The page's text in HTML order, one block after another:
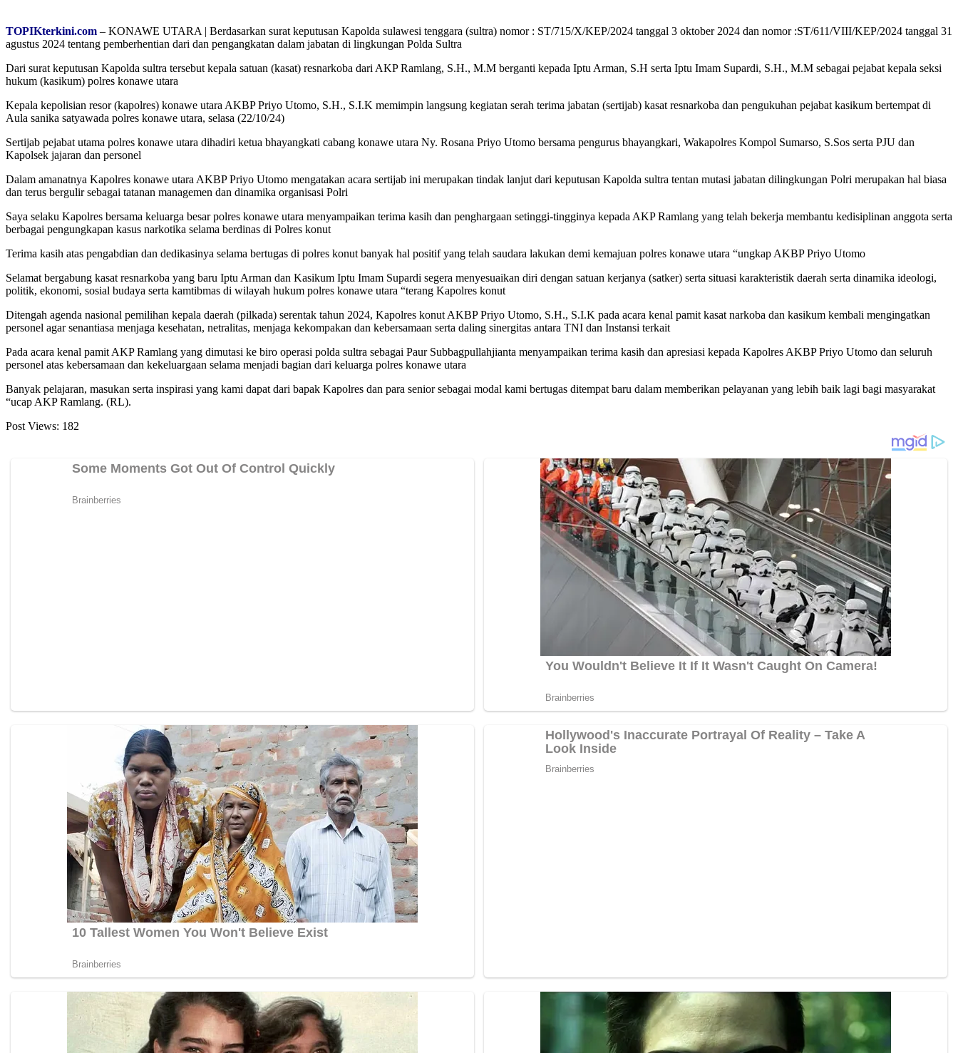
TOPIKterkini.com – KONAWE UTARA | Berdasarkan surat keputusan Kapolda sulawesi tenggara (sultra) nomor : ST/715/X/KEP/2024 tanggal 3 oktober 2024 dan nomor :ST/611/VIII/KEP/2024 tanggal 31
agustus 2024 tentang pemberhentian dari dan pengangkatan dalam jabatan di lingkungan Polda Sultra
Dari surat keputusan Kapolda sultra tersebut kepala satuan (kasat) resnarkoba dari AKP Ramlang, S.H., M.M berganti kepada Iptu Arman, S.H serta Iptu Imam Supardi, S.H., M.M sebagai pejabat kepala seksi
hukum (kasikum) polres konawe utara
Kepala kepolisian resor (kapolres) konawe utara AKBP Priyo Utomo, S.H., S.I.K memimpin langsung kegiatan serah terima jabatan (sertijab) kasat resnarkoba dan pengukuhan pejabat kasikum bertempat di
Aula sanika satyawada polres konawe utara, selasa (22/10/24)
Sertijab pejabat utama polres konawe utara dihadiri ketua bhayangkati cabang konawe utara Ny. Rosana Priyo Utomo bersama pengurus bhayangkari, Wakapolres Kompol Sumarso, S.Sos serta PJU dan
Kapolsek jajaran dan personel
Dalam amanatnya Kapolres konawe utara AKBP Priyo Utomo mengatakan acara sertijab ini merupakan tindak lanjut dari keputusan Kapolda sultra tentan mutasi jabatan dilingkungan Polri merupakan hal biasa
dan terus bergulir sebagai tatanan managemen dan dinamika organisasi Polri
Saya selaku Kapolres bersama keluarga besar polres konawe utara menyampaikan terima kasih dan penghargaan setinggi-tingginya kepada AKP Ramlang yang telah bekerja membantu kedisiplinan anggota serta
berbagai pengungkapan kasus narkotika selama berdinas di Polres konut
Terima kasih atas pengabdian dan dedikasinya selama bertugas di polres konut banyak hal positif yang telah saudara lakukan demi kemajuan polres konawe utara “ungkap AKBP Priyo Utomo
Selamat bergabung kasat resnarkoba yang baru Iptu Arman dan Kasikum Iptu Imam Supardi segera menyesuaikan diri dengan satuan kerjanya (satker) serta situasi karakteristik daerah serta dinamika ideologi,
politik, ekonomi, sosial budaya serta kamtibmas di wilayah hukum polres konawe utara “terang Kapolres konut
Ditengah agenda nasional pemilihan kepala daerah (pilkada) serentak tahun 2024, Kapolres konut AKBP Priyo Utomo, S.H., S.I.K pada acara kenal pamit kasat narkoba dan kasikum kembali mengingatkan
personel agar senantiasa menjaga kesehatan, netralitas, menjaga kekompakan dan kebersamaan serta daling sinergitas antara TNI dan Instansi terkait
Pada acara kenal pamit AKP Ramlang yang dimutasi ke biro operasi polda sultra sebagai Paur Subbagpullahjianta menyampaikan terima kasih dan apresiasi kepada Kapolres AKBP Priyo Utomo dan seluruh
personel atas kebersamaan dan kekeluargaan selama menjadi bagian dari keluarga polres konawe utara
Banyak pelajaran, masukan serta inspirasi yang kami dapat dari bapak Kapolres dan para senior sebagai modal kami bertugas ditempat baru dalam memberikan pelayanan yang lebih baik lagi bagi masyarakat
“ucap AKP Ramlang. (RL).
Post Views: 182